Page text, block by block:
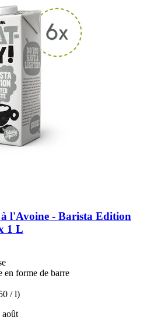
l'Avoine -​ Barista Edition
1 L
en forme de barre
/ l)